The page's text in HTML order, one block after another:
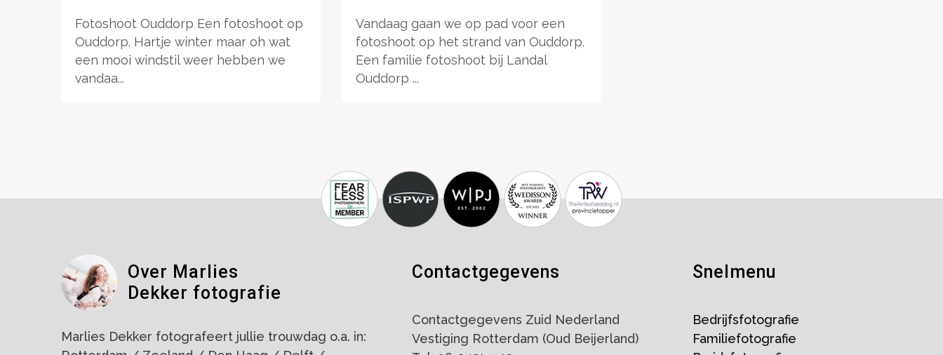
Fotoshoot Ouddorp Een fotoshoot op
Ouddorp. Hartje winter maar oh wat
een mooi windstil weer hebben we
vandaa...
Vandaag gaan we op pad voor een
fotoshoot op het strand van Ouddorp.
Een familie fotoshoot bij Landal
Ouddorp ...
Over Marlies
Dekker fotografie
Marlies Dekker fotografeert jullie trouwdag o.a. in:
Contactgegevens
Contactgegevens Zuid Nederland
Vestiging Rotterdam (Oud Beijerland)
Snelmenu
Bedrijfsfotografie
Familiefotografie